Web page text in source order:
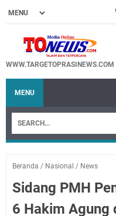
WWW.TARGETOPRASINEWS.COM
MENU
Beranda / Nasional / News
Sidang PMH
6 Hakim Agung